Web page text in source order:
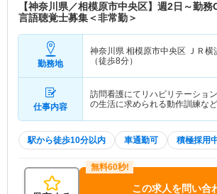
【神奈川県／相模原市中央区】週2日～勤
言語聴覚士募集＜非常勤＞
勤務地
神奈川県 相模原市中央区 ＪＲ横
（徒歩8分）
仕事内容
訪問看護にてリハビリテーショ
の生活に求められる動作訓練な
駅から徒歩10分以内 車通勤可 積極採用
この求人を問い合